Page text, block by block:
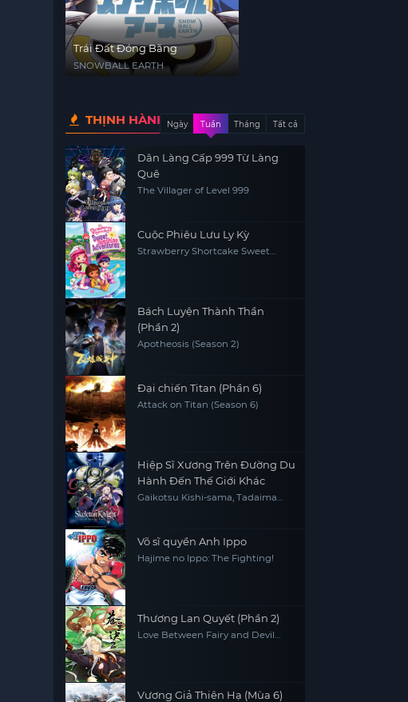
Trái Đất Đóng Băng
SNOWBALL EARTH
THỊNH HÀNHNgày Tuần Tháng Tất cả
Dân Làng Cấp 999 Từ Làng
Quê
The Villager of Level 999
Cuộc Phiêu Lưu Ly Kỳ
Strawberry Shortcake Sweet
Bách Luyện Thành Thần
(Phần 2)
Apotheosis (Season 2)
Đại chiến Titan (Phần 6)
Attack on Titan (Season 6)
Hiệp Sĩ Xương Trên Đường Du
Hành Đến Thế Giới Khác
Gaikotsu Kishi-sama, Tadaima
Võ sĩ quyền Anh Ippo
Hajime no Ippo: The Fighting!
Thương Lan Quyết (Phần 2)
Love Between Fairy and Devil
Vương Giả Thiên Hạ (Mùa 6)